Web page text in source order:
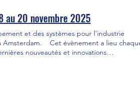
aluminium et inox… Téléchargez notre le nouveau catalogue 2026, et contactez-nous pour tous vos
au 20 novembre 2025
et des systèmes pour l'industrie
Amsterdam. Cet évènement a lieu
nouveautés et innovations